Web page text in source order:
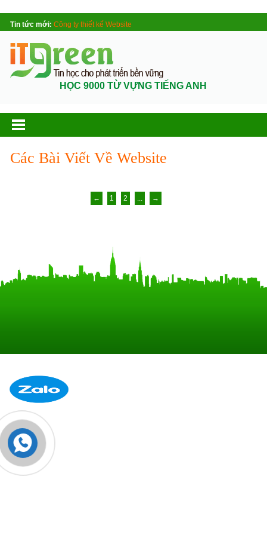
Tin tức mới: Công ty thiết kế Website
HỌC 9000 TỪ VỰNG TIẾNG ANH
Các Bài Viết Về Website
← 1 2 ... →